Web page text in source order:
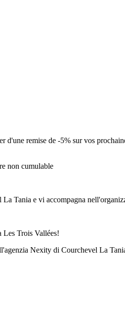
remise de -5% sur vos
non cumulable
Tania e vi accompagna
Trois Vallées!
Nexity di Courchevel La